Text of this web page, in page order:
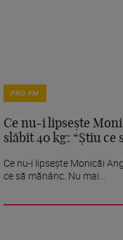
PRO FM
Ce nu-i lipsește
slăbit 40 kg: “Știu ce
Ce nu-i lipsește Monicăi
ce să mănânc. Nu mai...